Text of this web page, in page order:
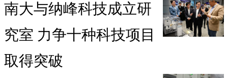
南大与纳峰科技成立研
究室 力争十种科技项目
取得突破